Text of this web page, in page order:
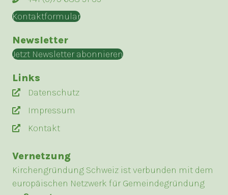
Kontaktformular
Newsletter
Jetzt Newsletter abonnieren
Links
Datenschutz
Impressum
Kontakt
Vernetzung
Kirchengründung Schweiz ist verbunden mit dem
europäischen Netzwerk für Gemeindegründung